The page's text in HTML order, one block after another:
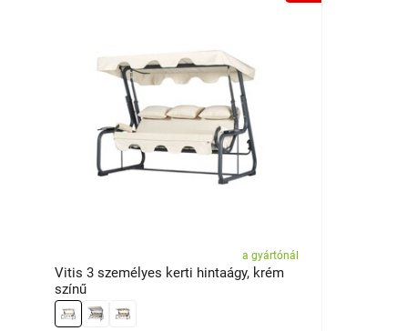
a gyártónál
Vitis 3 személyes kerti hintaágy, krém
színű